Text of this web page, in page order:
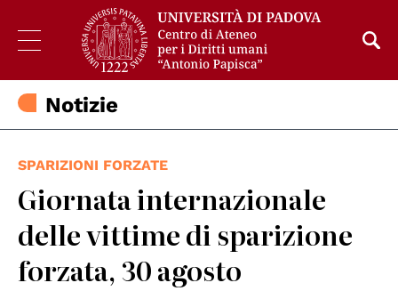
Notizie
SPARIZIONI FORZATE
Giornata internazionale
delle vittime di sparizione
forzata, 30 agosto